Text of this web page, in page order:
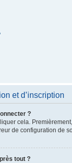
et d’inscription
?
cela.
de configuration de
tout ?